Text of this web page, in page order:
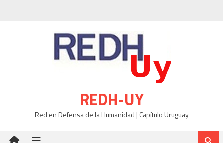
REDH-UY
Red en Defensa de la Humanidad | Capítulo Uruguay